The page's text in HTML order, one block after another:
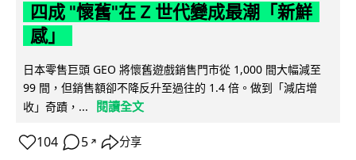
四成 "懷舊"在 Z 世代變成最潮「新鮮
感」
日本零售巨頭 GEO 將懷舊遊戲銷售門市從 1,000 間大幅減至
99 間，但銷售額卻不降反升至過往的 1.4 倍。做到「減店增
收」奇蹟，...
閱讀全文
104 5 ↗ 分享